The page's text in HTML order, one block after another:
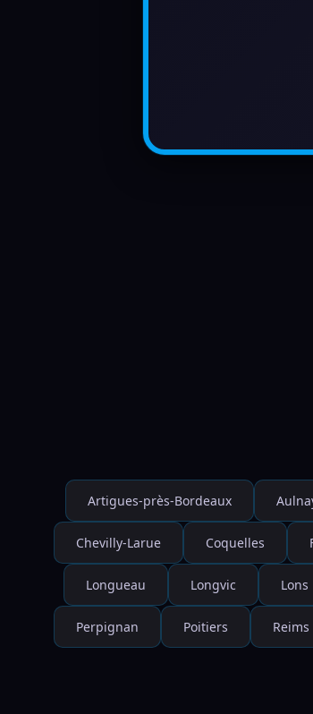
Artigues-près-Bordeaux
Chevilly-Larue Coquelles
Longueau Longvic Lons
Perpignan Poitiers Reims